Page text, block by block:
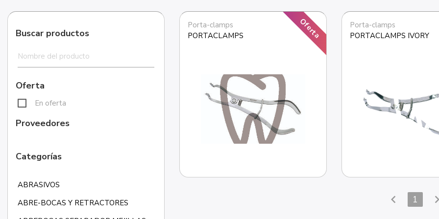
Buscar productos
Oferta
En oferta
Proveedores
Categorías
ABRASIVOS
ABRE-BOCAS Y RETRACTORES
Oferta
Porta-clamps
PORTACLAMPS
Porta-clamps
PORTACLAMPS IVORY
chevron_left 1 chevron_right